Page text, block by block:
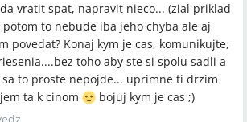
vratit spat, napravit nieco... (zial priklad
to nebude iba jeho chyba ale aj
povedat? Konaj kym je cas, komunikujte,
toho aby ste si spolu sadli a
to proste nepojde... uprimne ti drzim
ta k cinom
bojuj kym je cas ;)